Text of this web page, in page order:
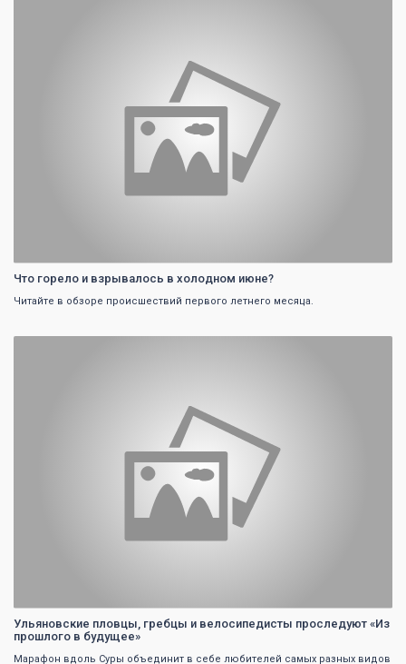
Что горело и взрывалось в холодном июне?
Читайте в обзоре происшествий первого летнего месяца.
Ульяновские пловцы, гребцы и велосипедисты проследуют «Из
прошлого в будущее»
Марафон вдоль Суры объединит в себе любителей самых разных видов